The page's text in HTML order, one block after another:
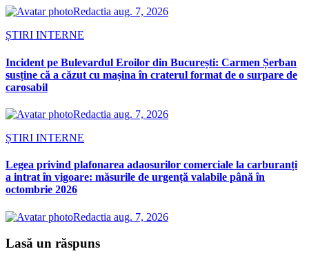
Redactia aug. 7, 2026
ȘTIRI INTERNE
Incident pe Bulevardul Eroilor din București: Carmen Șerban
susține că a căzut cu mașina în craterul format de o surpare de
carosabil
Redactia aug. 7, 2026
ȘTIRI INTERNE
Legea privind plafonarea adaosurilor comerciale la carburanți
a intrat în vigoare: măsurile de urgență valabile până în
octombrie 2026
Redactia aug. 7, 2026
Lasă un răspuns